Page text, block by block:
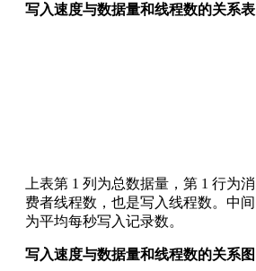
写入速度与数据量和线程数的关系表
上表第 1 列为总数据量，第 1 行为消
费者线程数，也是写入线程数。中间
为平均每秒写入记录数。
写入速度与数据量和线程数的关系图